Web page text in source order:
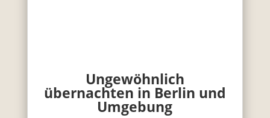
Ungewöhnlich
übernachten in Berlin und
Umgebung